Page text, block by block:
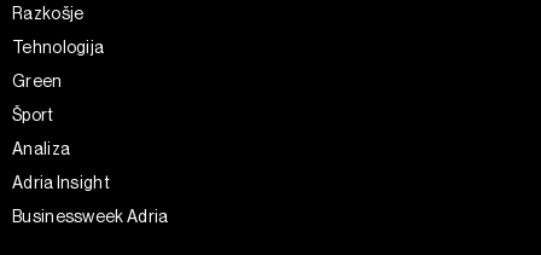
Razkošje
Tehnologija
Green
Šport
Analiza
Adria Insight
Businessweek Adria